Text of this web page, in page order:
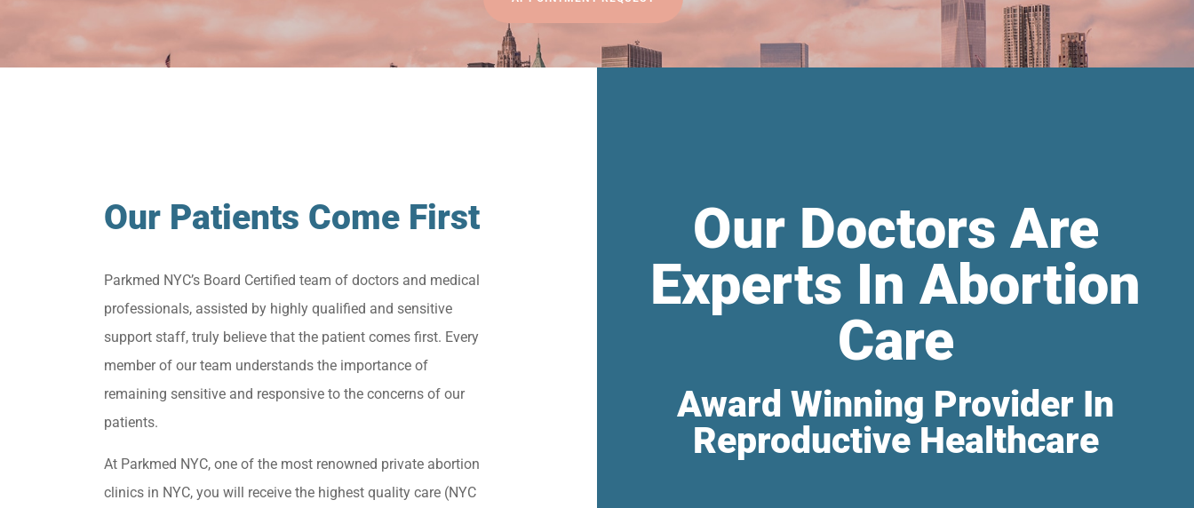
Our Patients Come First
Parkmed NYC’s Board Certified team of doctors and medical
professionals, assisted by highly qualified and sensitive
support staff, truly believe that the patient comes first. Every
member of our team understands the importance of
remaining sensitive and responsive to the concerns of our
patients.
At Parkmed NYC, one of the most renowned private abortion
clinics in NYC, you will receive the highest quality care (NYC
Our Doctors Are
Experts In Abortion
Care
Award Winning Provider In
Reproductive Healthcare